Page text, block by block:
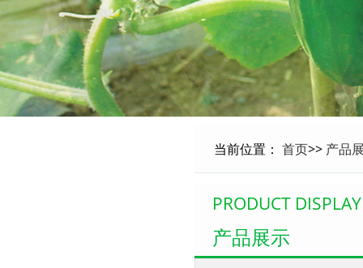
当前位置： 首页>> 产品
PRODUCT DISPLAY
产品展示